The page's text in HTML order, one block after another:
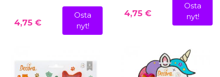
4,75 €
Osta
nyt!
4,75 €
Osta
nyt!